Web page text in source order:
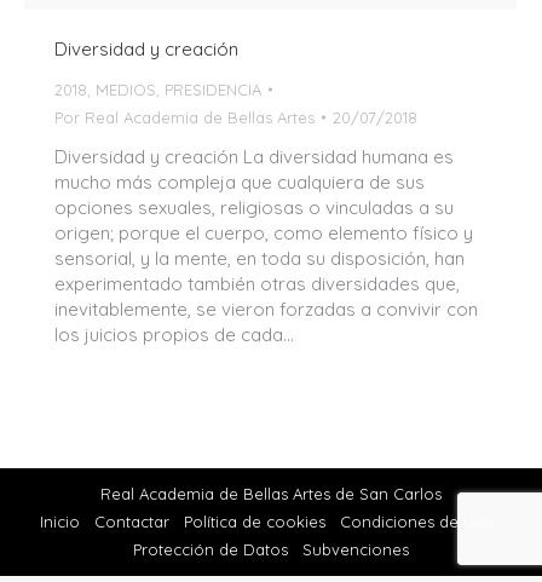
Diversidad y creación
2018 MEDIOS PRESIDENCIA
Por Real Academia de Bellas Artes 20/07/2018
Diversidad y creación La diversidad humana es
mucho más compleja que cualquiera de sus
opciones sexuales, religiosas o vinculadas a su
origen; porque el cuerpo, como elemento físico y
sensorial, y la mente, en toda su disposición, han
experimentado también otras diversidades que,
inevitablemente, se vieron forzadas a convivir con
los juicios propios de cada…
Real Academia de Bellas Artes de San Carlos
Inicio
Contactar Política de cookies
Condiciones de Uso
Protección de Datos
Subvenciones